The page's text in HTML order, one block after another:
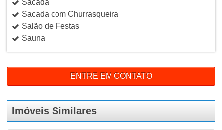
Sacada
Sacada com Churrasqueira
Salão de Festas
Sauna
ENTRE EM CONTATO
Imóveis Similares